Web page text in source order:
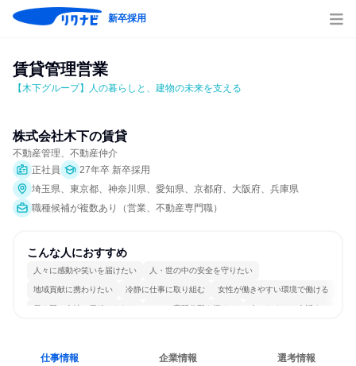
新卒採用
賃貸管理営業
【木下グループ】人の暮らしと、建物の未来を支える
株式会社木下の賃貸
不動産管理、不動産仲介
正社員
27年卒 新卒採用
埼玉県、東京都、神奈川県、愛知県、京都府、大阪府、兵庫県
職種候補が複数あり（営業、不動産専門職）
こんな人におすすめ
人々に感動や笑いを届けたい 人・世の中の安全を守りたい
地域貢献に携わりたい 冷静に仕事に取り組む 女性が働きやすい環境で働ける
長く同じ会社に居続けられる 一つの専門分野を極める 人とたくさん会話する
仕事情報 企業情報 選考情報